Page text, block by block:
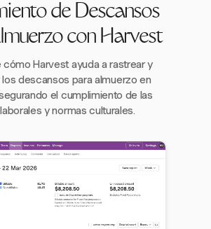
de Descansos
con Harvest
Harvest ayuda a rastrear y
descansos para almuerzo en
el cumplimiento de las
y normas culturales.